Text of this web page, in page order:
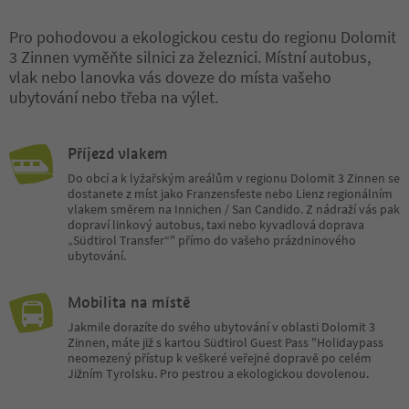
Pro pohodovou a ekologickou cestu do regionu Dolomit
3 Zinnen vyměňte silnici za železnici. Místní autobus,
vlak nebo lanovka vás doveze do místa vašeho
ubytování nebo třeba na výlet.
Příjezd vlakem
Do obcí a k lyžařským areálům v regionu Dolomit 3 Zinnen se
dostanete z míst jako Franzensfeste nebo Lienz regionálním
vlakem směrem na Innichen / San Candido. Z nádraží vás pak
dopraví linkový autobus, taxi nebo kyvadlová doprava
„Südtirol Transfer“" přímo do vašeho prázdninového
ubytování.
Mobilita na místě
Jakmile dorazíte do svého ubytování v oblasti Dolomit 3
Zinnen, máte již s kartou Südtirol Guest Pass "Holidaypass
neomezený přístup k veškeré veřejné dopravě po celém
Jižním Tyrolsku. Pro pestrou a ekologickou dovolenou.